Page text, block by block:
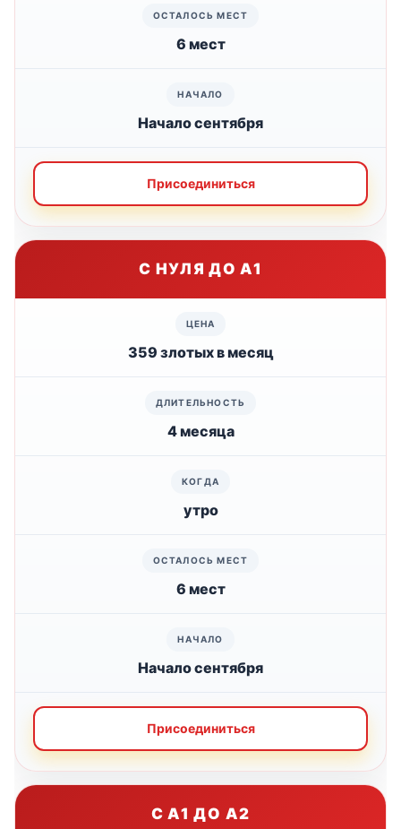
6 мест
Начало сентября
Присоединиться
С НУЛЯ ДО А1
359 злотых в месяц
4 месяца
утро
6 мест
Начало сентября
Присоединиться
С A1 ДО A2